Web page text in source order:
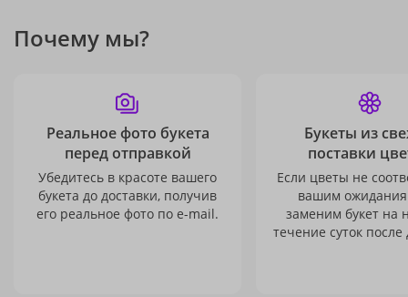
Почему мы?
Реальное фото букета
перед отправкой
Убедитесь в красоте вашего
букета до доставки, получив
его реальное фото по e-mail.
Букеты из
поставки
Если цветы не
вашим
заменим букет на
течение суток после